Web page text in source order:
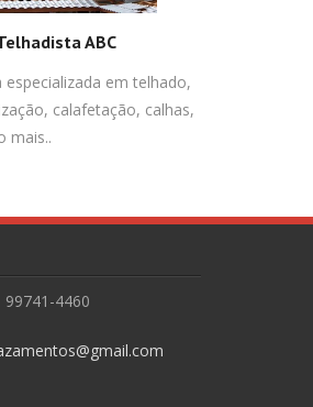
ABC
especializada em telhado,
calafetação, calhas,
mais..
4460